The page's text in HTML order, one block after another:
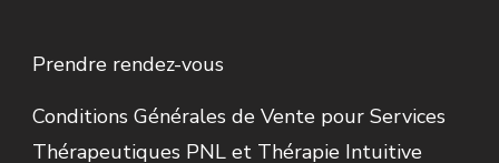
Prendre rendez-vous
Conditions Générales de Vente pour Services
Thérapeutiques PNL et Thérapie Intuitive